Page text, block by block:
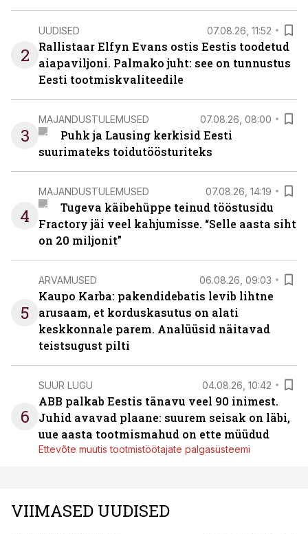
2
UUDISED 07.08.26, 11:52
Rallistaar Elfyn Evans ostis Eestis toodetud
aiapaviljoni. Palmako juht: see on tunnustus
Eesti tootmiskvaliteedile
3
MAJANDUSTULEMUSED 07.08.26, 08:00
Puhk ja Lausing kerkisid Eesti
suurimateks toidutöösturiteks
4
MAJANDUSTULEMUSED 07.08.26, 14:19
Tugeva käibehüppe teinud tööstusidu
Fractory jäi veel kahjumisse. “Selle aasta siht
on 20 miljonit”
5
ARVAMUSED 06.08.26, 09:03
Kaupo Karba: pakendidebatis levib lihtne
arusaam, et korduskasutus on alati
keskkonnale parem. Analüüsid näitavad
teistsugust pilti
6
SUUR LUGU 04.08.26, 10:42
ABB palkab Eestis tänavu veel 90 inimest.
Juhid avavad plaane: suurem seisak on läbi,
uue aasta tootmismahud on ette müüdud
Ettevõte muutis tootmistöötajate palgasüsteemi
VIIMASED UUDISED